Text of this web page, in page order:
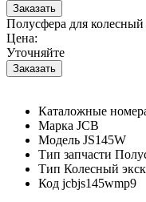
Полусфера для колесный
Цена:
Уточняйте
Каталожные
Марка JCB
Модель JS145W
Тип запчасти
Тип Колесный
Код jcbjs145wmp9